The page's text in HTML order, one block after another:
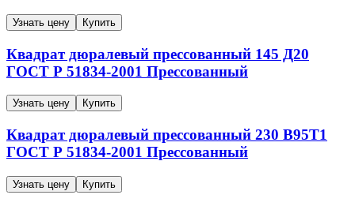
Узнать цену Купить
Квадрат дюралевый прессованный 145 Д20
ГОСТ Р 51834-2001 Прессованный
Узнать цену Купить
Квадрат дюралевый прессованный 230 В95Т1
ГОСТ Р 51834-2001 Прессованный
Узнать цену Купить